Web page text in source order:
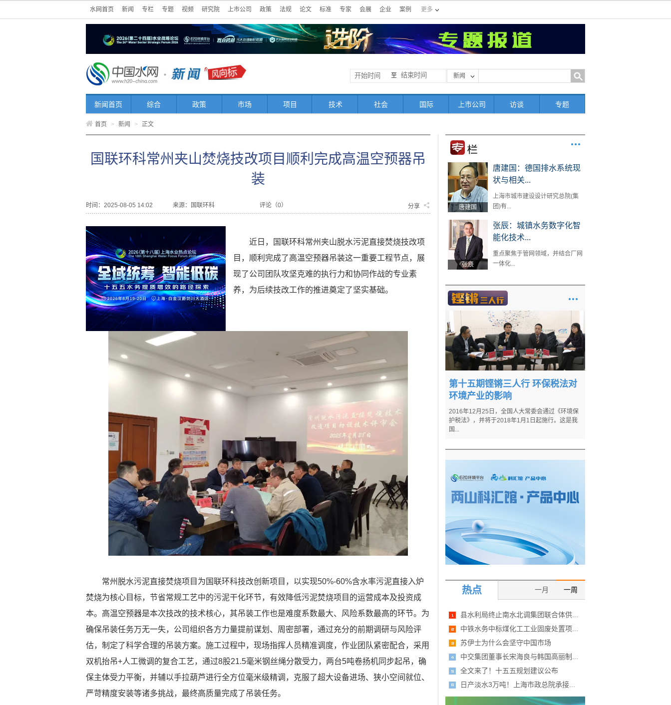
水网首页 新闻 专栏 专题 视频 研究院 上市公司 政策 法规 论文 标准 专家 会展 企业 案例 更多
至 新闻
新闻首页 综合 政策 市场 项目 技术 社会 国际 上市公司 访谈 专题
首页 > 新闻 > 正文
国联环科常州夹山焚烧技改项目顺利完成高温空预器吊
装
时间：2025-08-05 14:02 来源： 国联环科 评论（0） 分享
近日，国联环科常州夹山脱水污泥直接焚烧技改项
目，顺利完成了高温空预器吊装这一重要工程节点，展
现了公司团队攻坚克难的执行力和协同作战的专业素
养，为后续技改工作的推进奠定了坚实基础。
常州脱水污泥直接焚烧项目为国联环科技改创新项目，以实现50%-60%含水率污泥直接入炉
焚烧为核心目标，节省常规工艺中的污泥干化环节，有效降低污泥焚烧项目的运营成本及投资成
本。高温空预器是本次技改的技术核心，其吊装工作也是难度系数最大、风险系数最高的环节。为
确保吊装任务万无一失，公司组织各方力量提前谋划、周密部署，通过充分的前期调研与风险评
估，制定了科学合理的吊装方案。施工过程中，现场指挥人员精准调度，作业团队紧密配合，采用
双机抬吊+人工微调的复合工艺，通过8股21.5毫米钢丝绳分散受力，两台5吨卷扬机同步起吊，确
保主体受力平衡，并辅以手拉葫芦进行全方位毫米级精调，克服了超大设备进场、狭小空间就位、
严苛精度安装等诸多挑战，最终高质量完成了吊装任务。
唐建国
唐建国：德国排水系统现
状与相关...
上海市城市建设设计研究总院(集
团)有...
张辰
张辰：城镇水务数字化智
能化技术...
重点聚焦于管网领域，并结合厂网
一体化...
第十五期铿锵三人行 环保税法对
环境产业的影响
2016年12月25日，全国人大常委会通过《环境保
护税法》，并将于2018年1月1日起施行。这是我
国...
热点 一周
一月
县水利局终止南水北调集团联合体供...
中铁水务中标煤化工工业固废处置项...
苏伊士为什么会坚守中国市场
中交集团董事长宋海良与韩国高丽制...
全文来了！十五五规划建议公布
日产淡水3万吨！上海市政总院承接...